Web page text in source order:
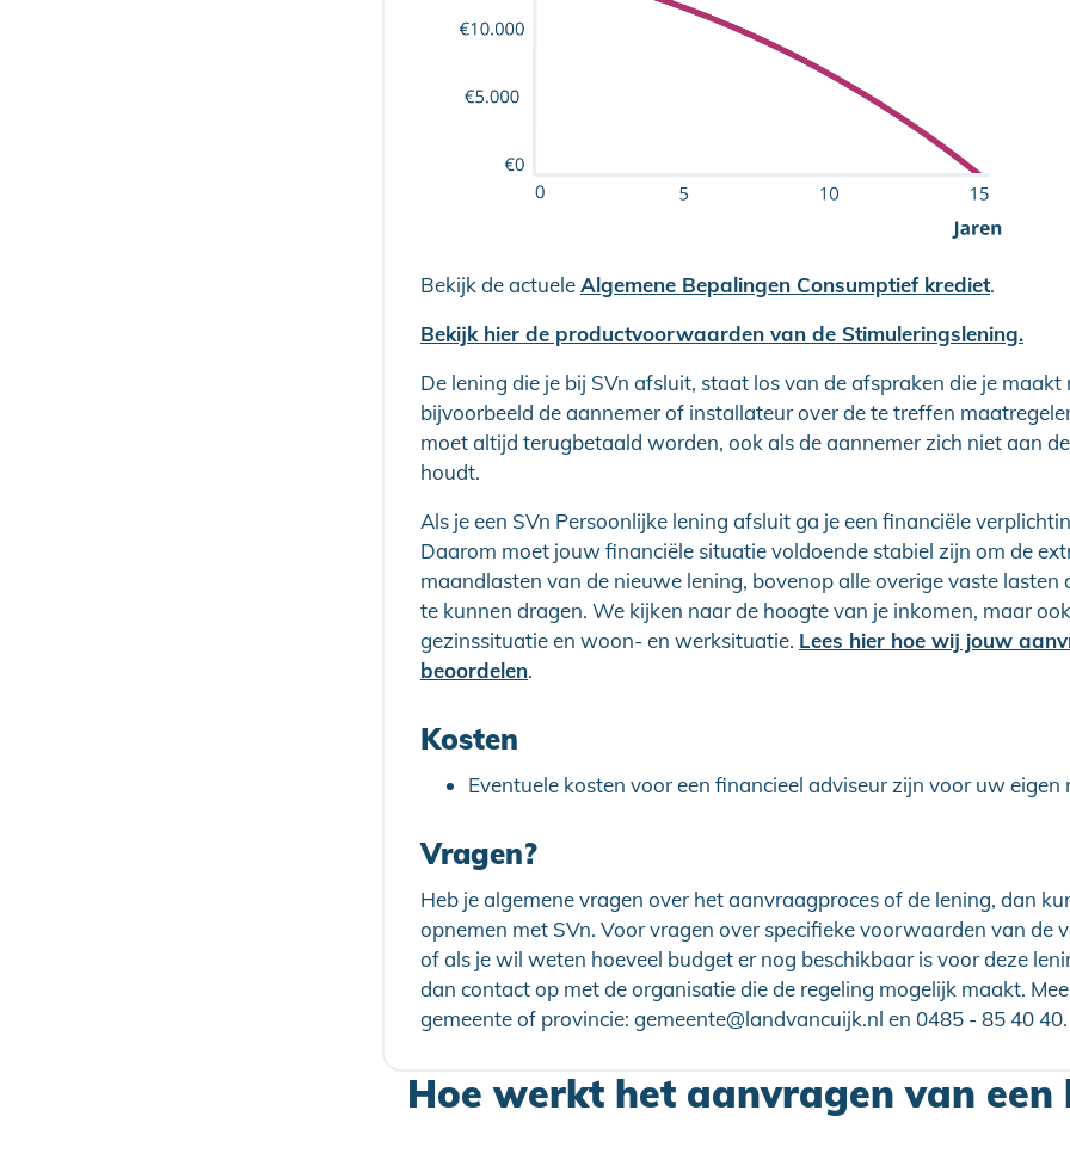
Bekijk de actueleAlgemene Bepalingen Consumptief krediet.
Bekijk hier de productvoorwaarden van de Stimuleringslening.
De lening die je bij SVn afsluit, staat los van de afspraken die je maakt
bijvoorbeeld de aannemer of installateur over de te treffen
moet altijd terugbetaald worden, ook als de aannemer zich niet aan
houdt.
Als je een SVn Persoonlijke lening afsluit ga je een financiële
Daarom moet jouw financiële situatie voldoende stabiel zijn om de
maandlasten van de nieuwe lening, bovenop alle overige vaste lasten
te kunnen dragen. We kijken naar de hoogte van je inkomen, maar
gezinssituatie en woon- en werksituatie. Lees hier hoe wij jouw
beoordelen.
Kosten
Eventuele kosten voor een financieel adviseur zijn voor uw eigen
Vragen?
Heb je algemene vragen over het aanvraagproces of de lening, dan
opnemen met SVn. Voor vragen over specifieke voorwaarden van de
of als je wil weten hoeveel budget er nog beschikbaar is voor deze
dan contact op met de organisatie die de regeling mogelijk maakt.
gemeente of provincie: gemeente@landvancuijk.nl en 0485 - 85 40 40.
Hoe werkt het aanvragen van een